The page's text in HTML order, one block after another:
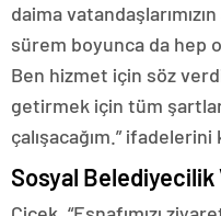
daima
sürem boyunca da hep
Ben hizmet için söz
getirmek için tüm
çalışacağım.” ifadelerini
Sosyal Belediyecilik